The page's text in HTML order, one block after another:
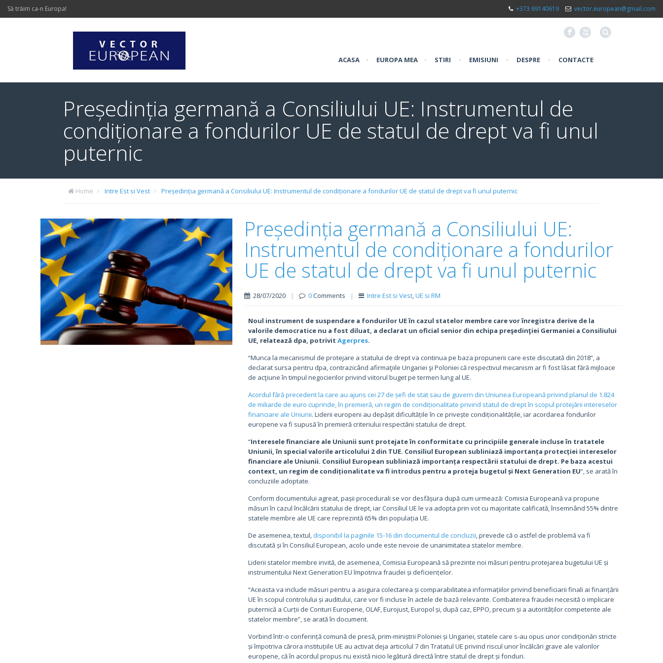
Să trăim ca-n Europa! +373 69140619 vector.european@gmail.com
F X
ACASA • EUROPA MEA • STIRI • EMISIUNI • DESPRE • CONTACTE
Președinția germană a Consiliului UE: Instrumentul de
condiționare a fondurilor UE de statul de drept va fi unul
puternic
Home Intre Est si Vest Președinția germană a Consiliului UE: Instrumentul de condiționare a fondurilor UE de statul de drept va fi unul puternic
Președinția germană a Consiliului UE:
Instrumentul de condiționare a fondurilor
UE de statul de drept va fi unul puternic
28/07/2020 | 0Comments | Intre Est si Vest,UE si RM
Noul instrument de suspendare a fondurilor UE în cazul statelor membre care vor înregistra derive de la
valorile democratice nu a fost diluat, a declarat un oficial senior din echipa preşedinţiei Germaniei a Consiliului
UE, relatează dpa, potrivit Agerpres.
“Munca la mecanismul de protejare a statului de drept va continua pe baza propunerii care este discutată din 2018”, a
declarat sursa pentru dpa, contrazicând afirmaţiile Ungariei şi Poloniei că respectivul mecanism ar fi fost lăsat fără mijloace
de acţiune în timpul negocierilor privind viitorul buget pe termen lung al UE.
Acordul fără precedent la care au ajuns cei 27 de șefi de stat sau de guvern din Uniunea Europeană privind planul de 1.824
de miliarde de euro cuprinde, în premieră, un regim de condiționalitate privind statul de drept în scopul protejării intereselor
financiare ale Uniunii. Liderii europeni au depășit dificultățile în ce privește condiționalitățile, iar acordarea fondurilor
europene va fi supusă în premieră criteriului respectării statului de drept.
“Interesele financiare ale Uniunii sunt protejate în conformitate cu principiile generale incluse în tratatele
Uniunii, în special valorile articolului 2 din TUE. Consiliul European subliniază importanța protecției intereselor
financiare ale Uniunii. Consiliul European subliniază importanța respectării statului de drept. Pe baza acestui
context, un regim de condiționalitate va fi introdus pentru a proteja bugetul și Next Generation EU“, se arată în
concluziile adoptate.
Conform documentului agreat, pașii procedurali se vor desfășura după cum urmează: Comisia Europeană va propune
măsuri în cazul încălcării statului de drept, iar Consiliul UE le va adopta prin vot cu majoritate calificată, însemnând 55% dintre
statele membre ale UE care reprezintă 65% din populația UE.
De asemenea, textul, disponibil la paginile 15-16 din documentul de concluzii, prevede că o astfel de problemă va fi
discutată și în Consiliul European, acolo unde este nevoie de unanimitatea statelor membre.
Liderii statelor membre invită, de asemenea, Comisia Europeană să prezinte noi măsuri pentru protejarea bugetului UE și
instrumentului Next Generation EU împotriva fraudei și deficiențelor.
“Aceasta va include măsuri pentru a asigura colectarea și comparabilitatea informațiilor privind beneficiarii finali ai finanțării
UE în scopul controlului și auditului, care vor fi incluse în actele de bază relevante. Combaterea fraudei necesită o implicare
puternică a Curții de Conturi Europene, OLAF, Eurojust, Europol și, după caz, EPPO, precum și a autorităților competente ale
statelor membre”, se arată în document.
Vorbind într-o conferință comună de presă, prim-miniștrii Poloniei și Ungariei, statele care s-au opus unor condiționări stricte
și împotriva cărora instituțiile UE au activat deja articolul 7 din Tratatul UE privind riscul unor încălcări grave ale valorilor
europene, că în acordul propus nu există nicio legătură directă între statul de drept și fonduri.